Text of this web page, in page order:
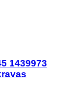
1439973